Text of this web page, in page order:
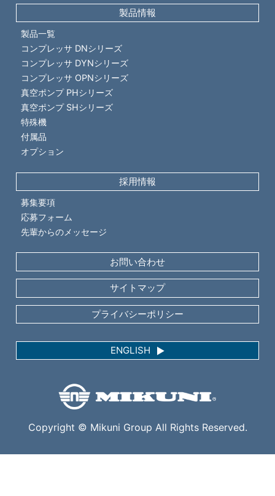
製品情報
製品一覧
コンプレッサ DNシリーズ
コンプレッサ DYNシリーズ
コンプレッサ OPNシリーズ
真空ポンプ PHシリーズ
真空ポンプ SHシリーズ
特殊機
付属品
オプション
採用情報
募集要項
応募フォーム
先輩からのメッセージ
お問い合わせ
サイトマップ
プライバシーポリシー
ENGLISH ▲
Copyright © Mikuni Group All Rights Reserved.